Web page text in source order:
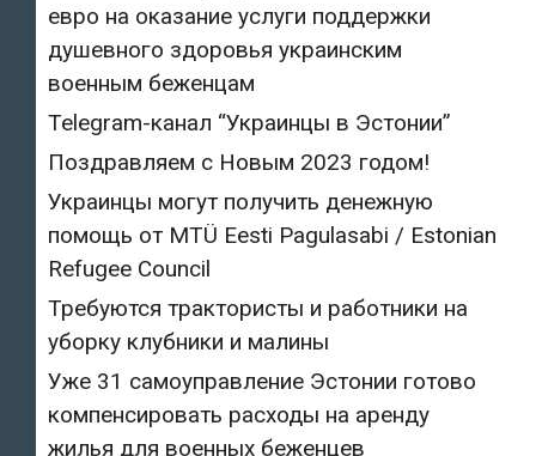
евро на оказание услуги поддержки
душевного здоровья украинским
военным беженцам
Telegram-канал “Украинцы в Эстонии”
Поздравляем с Новым 2023 годом!
Украинцы могут получить денежную
помощь от MTÜ Eesti Pagulasabi / Estonian
Refugee Council
Требуются трактористы и работники на
уборку клубники и малины
Уже 31 самоуправление Эстонии готово
компенсировать расходы на аренду
жилья для военных беженцев